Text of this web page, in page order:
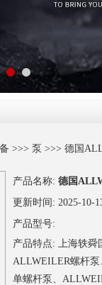
>>> 泵 >>> 德国
产品名称: 德国
更新时间: 2025-10-
产品型号:
产品特点: 上海轶舜
ALLWEILER螺杆
单螺杆泵、